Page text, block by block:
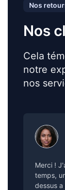
Nos
Nos
Cela
notre
nos
Merci !
temps,
dessus